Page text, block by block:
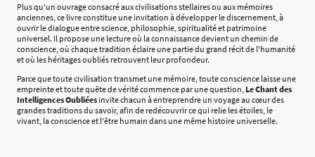
Plus qu'un ouvrage consacré aux civilisations stellaires ou aux mémoires
anciennes, ce livre constitue une invitation à développer le discernement, à
ouvrir le dialogue entre science, philosophie, spiritualité et patrimoine
universel. Il propose une lecture où la connaissance devient un chemin de
conscience, où chaque tradition éclaire une partie du grand récit de l'humanité
et où les héritages oubliés retrouvent leur profondeur.
Parce que toute civilisation transmet une mémoire, toute conscience laisse une
empreinte et toute quête de vérité commence par une question, Le Chant des
Intelligences Oubliées invite chacun à entreprendre un voyage au cœur des
grandes traditions du savoir, afin de redécouvrir ce qui relie les étoiles, le
vivant, la conscience et l'être humain dans une même histoire universelle.